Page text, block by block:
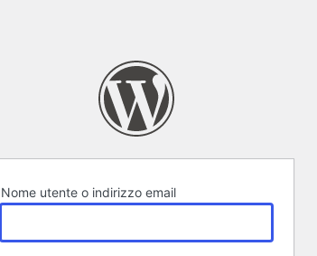
Nome utente o indirizzo email